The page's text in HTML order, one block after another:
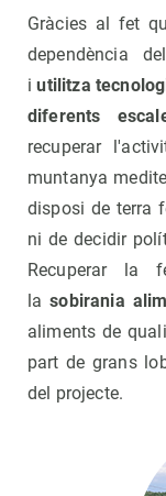
Gràcies al fet
dependència
iutilitza
diferents
recuperar
muntanya
disposi de terra
ni de decidir
Recuperar la
lasobirania
aliments de
part de grans
del projecte.